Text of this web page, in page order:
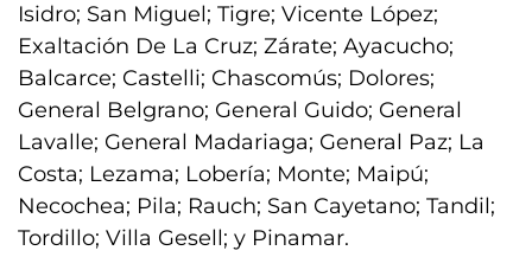
Isidro; San Miguel; Tigre; Vicente López;
Exaltación De La Cruz; Zárate; Ayacucho;
Balcarce; Castelli; Chascomús; Dolores;
General Belgrano; General Guido; General
Lavalle; General Madariaga; General Paz; La
Costa; Lezama; Lobería; Monte; Maipú;
Necochea; Pila; Rauch; San Cayetano; Tandil;
Tordillo; Villa Gesell; y Pinamar.